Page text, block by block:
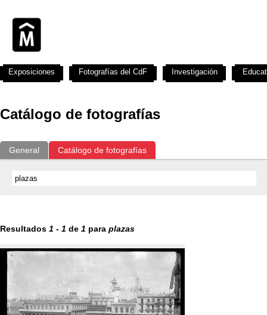
Catálogo de fotografías
General Catálogo de fotografías
Resultados 1 - 1 de 1 para plazas
Exposiciones Fotografías del CdF Investigación